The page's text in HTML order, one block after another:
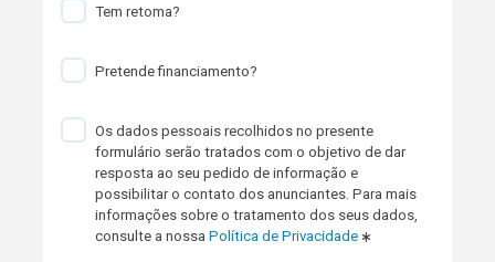
Tem retoma?
Pretende financiamento?
Os dados pessoais recolhidos no presente
formulário serão tratados com o objetivo de dar
resposta ao seu pedido de informação e
possibilitar o contato dos anunciantes. Para mais
informações sobre o tratamento dos seus dados,
consulte a nossaPolítica de Privacidade